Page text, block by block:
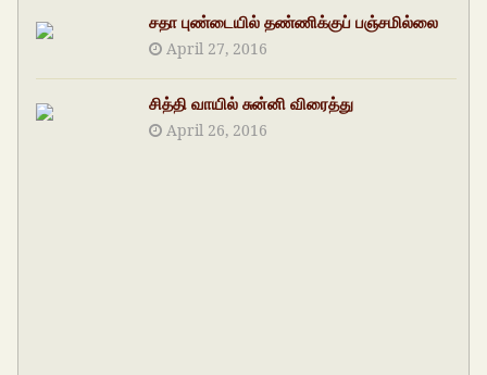
சதா புண்டையில் தண்ணிக்குப் பஞ்சமில்லை
April 27, 2016
சித்தி வாயில் சுன்னி விரைத்து
April 26, 2016